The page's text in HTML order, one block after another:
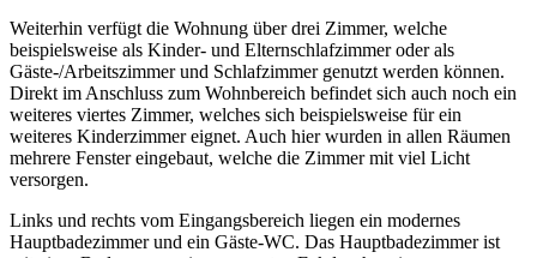
Weiterhin verfügt die Wohnung über drei Zimmer, welche
beispielsweise als Kinder- und Elternschlafzimmer oder als
Gäste-/Arbeitszimmer und Schlafzimmer genutzt werden können.
Direkt im Anschluss zum Wohnbereich befindet sich auch noch ein
weiteres viertes Zimmer, welches sich beispielsweise für ein
weiteres Kinderzimmer eignet. Auch hier wurden in allen Räumen
mehrere Fenster eingebaut, welche die Zimmer mit viel Licht
versorgen.
Links und rechts vom Eingangsbereich liegen ein modernes
Hauptbadezimmer und ein Gäste-WC. Das Hauptbadezimmer ist